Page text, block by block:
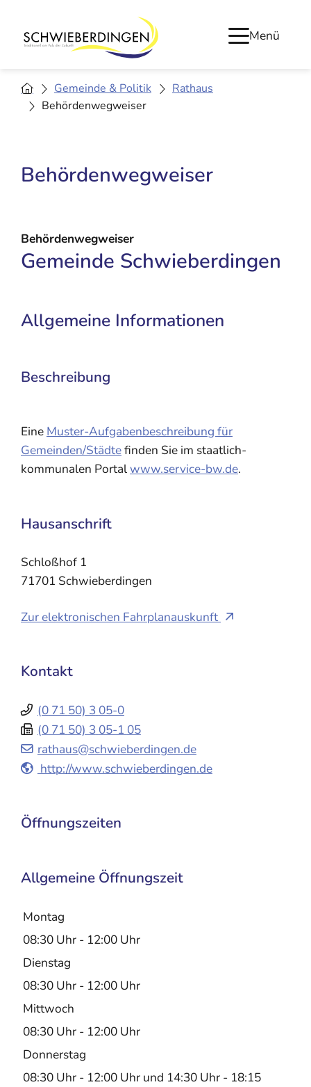
Menü
Gemeinde & Politik
Rathaus
Behördenwegweiser
Behördenwegweiser
Behördenwegweiser
Gemeinde Schwieberdingen
Allgemeine Informationen
Beschreibung
Eine Muster-Aufgabenbeschreibung für
Gemeinden/Städtefinden Sie im staatlich-
kommunalen Portalwww.service-bw.de.
Hausanschrift
Schloßhof 1
71701 Schwieberdingen
Zur elektronischen Fahrplanauskunft
Kontakt
(0 71 50) 3 05-0
(0 71 50) 3 05-1 05
rathaus@schwieberdingen.de
http://www.schwieberdingen.de
Öffnungszeiten
Allgemeine Öffnungszeit
Montag
08:30 Uhr - 12:00 Uhr
Dienstag
08:30 Uhr - 12:00 Uhr
Mittwoch
08:30 Uhr - 12:00 Uhr
Donnerstag
08:30 Uhr - 12:00 Uhr und 14:30 Uhr - 18:15